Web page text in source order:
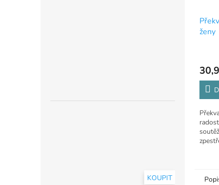
KOUPIT
ženy